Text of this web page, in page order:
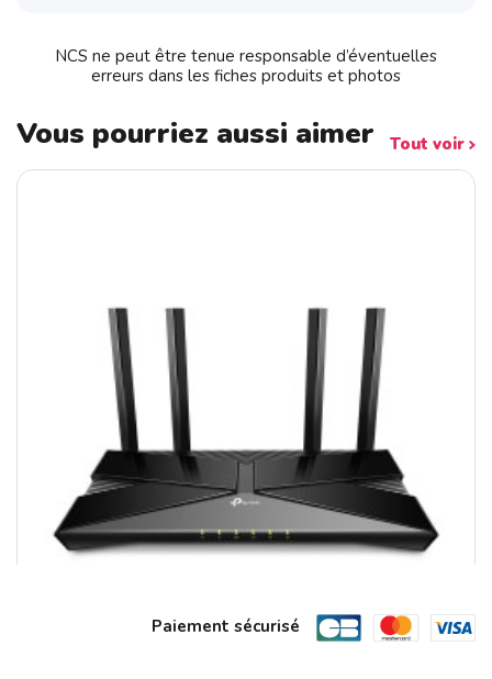
NCS ne peut être tenue responsable d’éventuelles
erreurs dans les fiches produits et photos
Vous pourriez aussi aimer Tout voir
Paiement sécurisé